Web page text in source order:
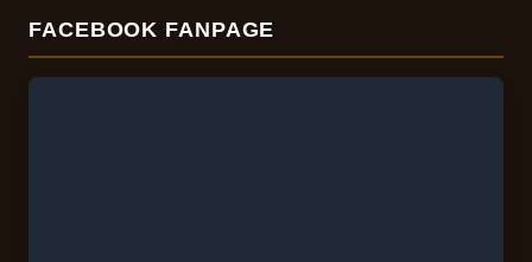
FACEBOOK FANPAGE